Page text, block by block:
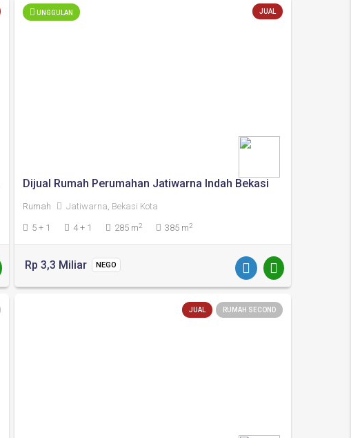
UNGGULAN JUAL
Dijual Rumah Perumahan Jatiwarna Indah Bekasi
Rumah Jatiwarna, Bekasi Kota
5 + 1 4 + 1 285 m2 385 m2
Rp 3,3 Miliar NEGO
JUAL RUMAH SECOND